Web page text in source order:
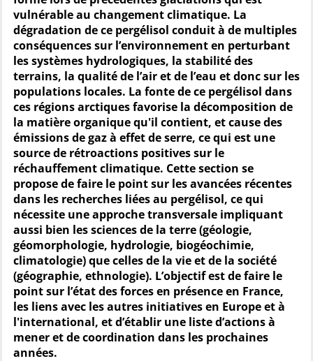
vulnérable au changement climatique. La
dégradation de ce pergélisol conduit à de multiples
conséquences sur l’environnement en perturbant
les systèmes hydrologiques, la stabilité des
terrains, la qualité de l’air et de l’eau et donc sur les
populations locales. La fonte de ce pergélisol dans
ces régions arctiques favorise la décomposition de
la matière organique qu'il contient, et cause des
émissions de gaz à effet de serre, ce qui est une
source de rétroactions positives sur le
réchauffement climatique. Cette section se
propose de faire le point sur les avancées récentes
dans les recherches liées au pergélisol, ce qui
nécessite une approche transversale impliquant
aussi bien les sciences de la terre (géologie,
géomorphologie, hydrologie, biogéochimie,
climatologie) que celles de la vie et de la société
(géographie, ethnologie). L’objectif est de faire le
point sur l’état des forces en présence en France,
les liens avec les autres initiatives en Europe et à
l'international, et d’établir une liste d’actions à
mener et de coordination dans les prochaines
années.